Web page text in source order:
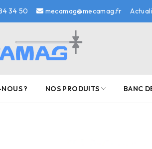
34 50 mecamag@mecamag.fr
? NOS PRODUITS BANC